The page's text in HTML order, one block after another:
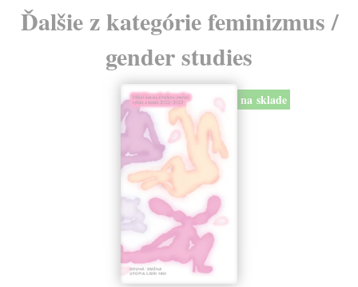
Ďalšie z kategórie feminizmus /
gender studies
na sklade